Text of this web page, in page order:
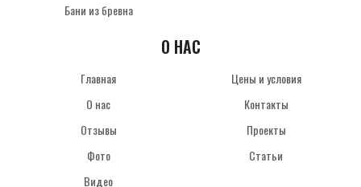
Бани из бревна
О НАС
Главная
О нас
Отзывы
Фото
Видео
Цены и условия
Контакты
Проекты
Статьи